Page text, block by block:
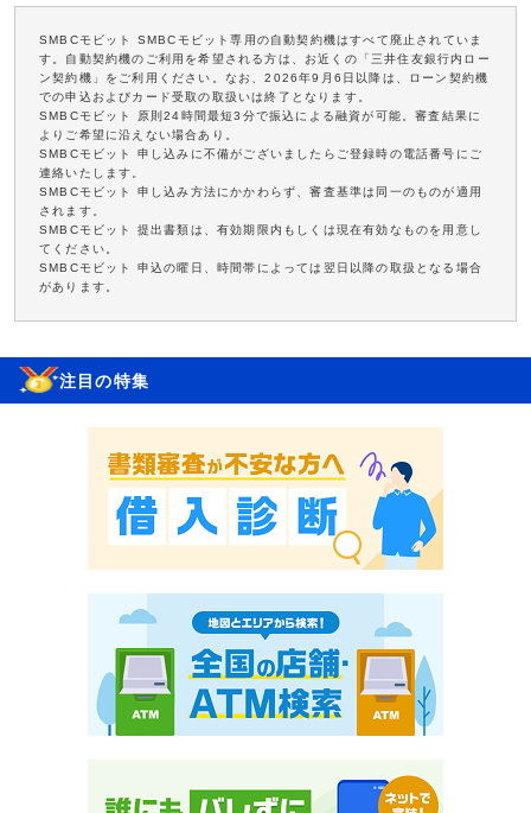
SMBCモビット SMBCモビット専用の自動契約機はすべて廃止されていま
す。自動契約機のご利用を希望される方は、お近くの「三井住友銀行内ロー
ン契約機」をご利用ください。なお、2026年9月6日以降は、ローン契約機
での申込およびカード受取の取扱いは終了となります。
SMBCモビット 原則24時間最短3分で振込による融資が可能。審査結果に
よりご希望に沿えない場合あり。
SMBCモビット 申し込みに不備がございましたらご登録時の電話番号にご
連絡いたします。
SMBCモビット 申し込み方法にかかわらず、審査基準は同一のものが適用
されます。
SMBCモビット 提出書類は、有効期限内もしくは現在有効なものを用意し
てください。
SMBCモビット 申込の曜日、時間帯によっては翌日以降の取扱となる場合
があります。
注目の特集